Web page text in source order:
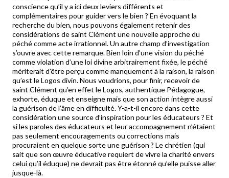
conscience qu’il y a ici deux leviers différents et
complémentaires pour guider vers le bien ? En évoquant la
recherche du bien, nous pouvons également retenir des
considérations de saint Clément une nouvelle approche du
péché comme acte irrationnel. Un autre champ d’investigation
s’ouvre avec cette remarque. Bien loin d’une vision du péché
comme violation d’une loi divine arbitrairement fixée, le péché
mériterait d’être perçu comme manquement à la raison, la raison
qu’est le Logos divin. Nous voudrions, pour finir, recevoir de
saint Clément qu’en effet le Logos, authentique Pédagogue,
exhorte, éduque et enseigne mais que son action intègre aussi
la guérison de l’âme en difficulté. Y-a-t-il encore dans cette
considération une source d’inspiration pour les éducateurs ? Et
si les paroles des éducateurs et leur accompagnement n’étaient
pas seulement encouragements ou corrections mais
procuraient en quelque sorte une guérison ? Le chrétien (qui
sait que son œuvre éducative requiert de vivre la charité envers
celui qu’il éduque) ne devrait pas être étonné qu’elle puisse aller
jusque-là.